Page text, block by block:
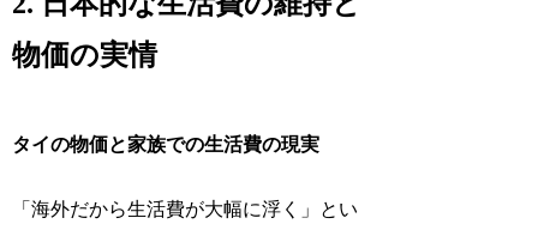
物価の実情
タイの物価と家族での生活費の現実
「海外だから生活費が大幅に浮く」とい